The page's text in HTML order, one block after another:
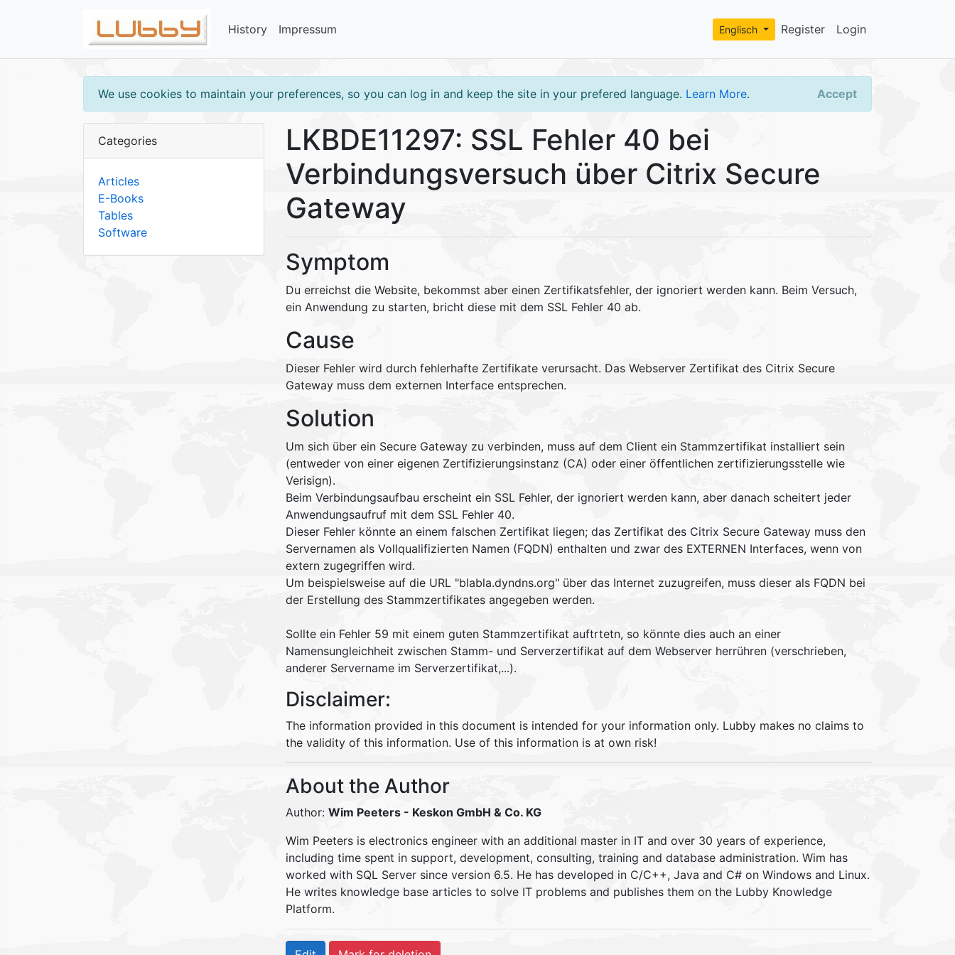
Register Login
Englisch
History Impressum
We use cookies to maintain your preferences, so you can log in and keep the site in your prefered language. Learn More. Accept
Categories
Articles
E-Books
Tables
Software
LKBDE11297: SSL Fehler 40 bei
Verbindungsversuch über Citrix Secure
Gateway
Symptom
Du erreichst die Website, bekommst aber einen Zertifikatsfehler, der ignoriert werden kann. Beim Versuch,
ein Anwendung zu starten, bricht diese mit dem SSL Fehler 40 ab.
Cause
Dieser Fehler wird durch fehlerhafte Zertifikate verursacht. Das Webserver Zertifikat des Citrix Secure
Gateway muss dem externen Interface entsprechen.
Solution
Um sich über ein Secure Gateway zu verbinden, muss auf dem Client ein Stammzertifikat installiert sein
(entweder von einer eigenen Zertifizierungsinstanz (CA) oder einer öffentlichen zertifizierungsstelle wie
Verisign).
Beim Verbindungsaufbau erscheint ein SSL Fehler, der ignoriert werden kann, aber danach scheitert jeder
Anwendungsaufruf mit dem SSL Fehler 40.
Dieser Fehler könnte an einem falschen Zertifikat liegen; das Zertifikat des Citrix Secure Gateway muss den
Servernamen als Vollqualifizierten Namen (FQDN) enthalten und zwar des EXTERNEN Interfaces, wenn von
extern zugegriffen wird.
Um beispielsweise auf die URL "blabla.dyndns.org" über das Internet zuzugreifen, muss dieser als FQDN bei
der Erstellung des Stammzertifikates angegeben werden.
Sollte ein Fehler 59 mit einem guten Stammzertifikat auftrtetn, so könnte dies auch an einer
Namensungleichheit zwischen Stamm- und Serverzertifikat auf dem Webserver herrühren (verschrieben,
anderer Servername im Serverzertifikat,...).
Disclaimer:
The information provided in this document is intended for your information only. Lubby makes no claims to
the validity of this information. Use of this information is at own risk!
About the Author
Author: Wim Peeters - Keskon GmbH & Co. KG
Wim Peeters is electronics engineer with an additional master in IT and over 30 years of experience,
including time spent in support, development, consulting, training and database administration. Wim has
worked with SQL Server since version 6.5. He has developed in C/C++, Java and C# on Windows and Linux.
He writes knowledge base articles to solve IT problems and publishes them on the Lubby Knowledge
Platform.